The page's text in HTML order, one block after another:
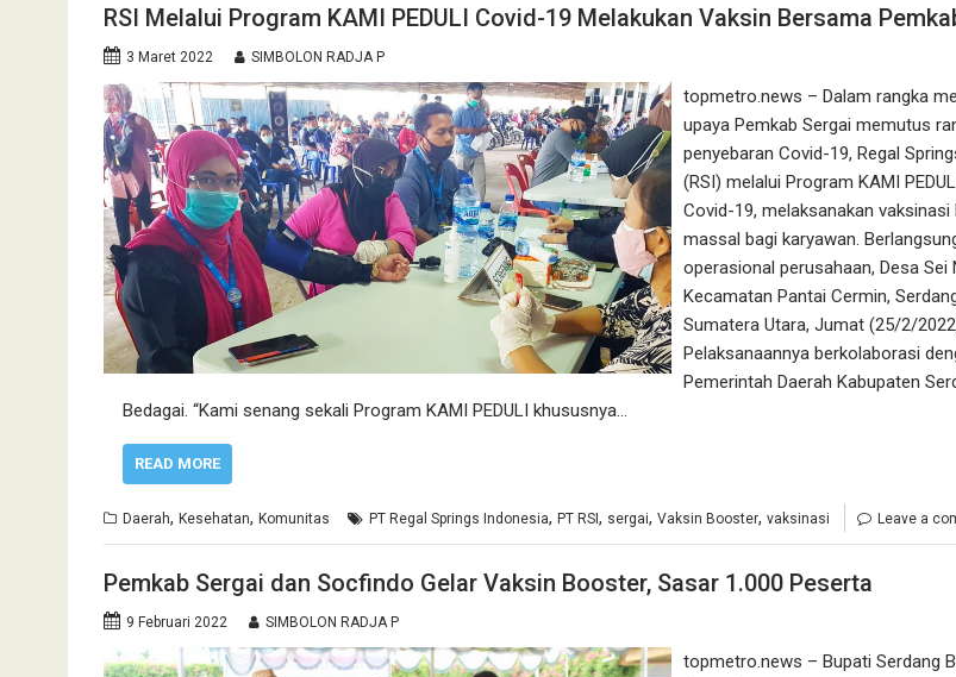
RSI Melalui Program KAMI PEDULI Covid-19 Melakukan Vaksin Bersama
3 Maret 2022 SIMBOLON RADJA P
topmetro.news – Dalam rangka
upaya Pemkab Sergai memutus
penyebaran Covid-19, Regal
(RSI) melalui Program KAMI
Covid-19, melaksanakan
massal bagi karyawan.
operasional perusahaan, Desa Sei
Kecamatan Pantai Cermin,
Sumatera Utara, Jumat (25/2/
Pelaksanaannya berkolaborasi
Pemerintah Daerah Kabupaten
Bedagai. “Kami senang sekali Program KAMI PEDULI khususnya…
READ MORE
Daerah, Kesehatan, Komunitas PT Regal Springs Indonesia, PT RSI, sergai, Vaksin Booster, vaksinasi Leave a
Pemkab Sergai dan Socfindo Gelar Vaksin Booster, Sasar 1.000 Peserta
9 Februari 2022 SIMBOLON RADJA P
topmetro.news – Bupati Serdang